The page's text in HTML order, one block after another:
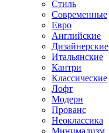
Стиль
Современные
Евро
Английские
Дизайнерские
Итальянские
Кантри
Классические
Лофт
Модерн
Прованс
Неоклассика
Минимализм